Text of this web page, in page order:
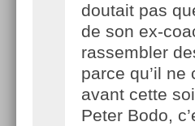
doutait pas
de son ex-
rassembler
parce qu’il
avant cette
Peter Bodo,